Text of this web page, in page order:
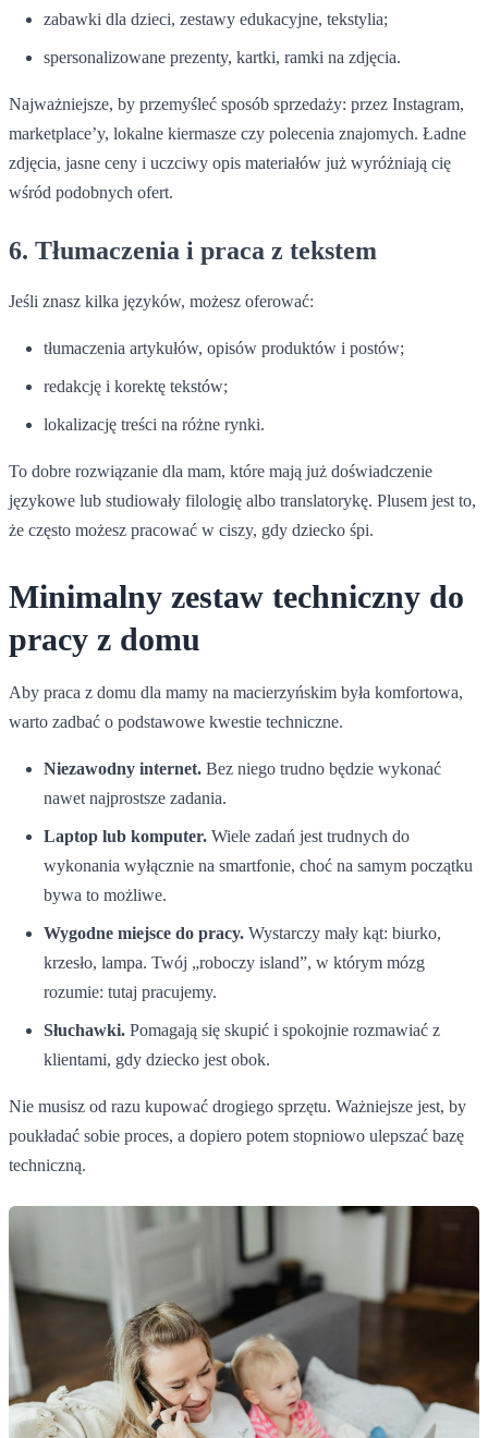
zabawki dla dzieci, zestawy edukacyjne, tekstylia;
spersonalizowane prezenty, kartki, ramki na zdjęcia.
Najważniejsze, by przemyśleć sposób sprzedaży: przez Instagram,
marketplace’y, lokalne kiermasze czy polecenia znajomych. Ładne
zdjęcia, jasne ceny i uczciwy opis materiałów już wyróżniają cię
wśród podobnych ofert.
6. Tłumaczenia i praca z tekstem
Jeśli znasz kilka języków, możesz oferować:
tłumaczenia artykułów, opisów produktów i postów;
redakcję i korektę tekstów;
lokalizację treści na różne rynki.
To dobre rozwiązanie dla mam, które mają już doświadczenie
językowe lub studiowały filologię albo translatorykę. Plusem jest to,
że często możesz pracować w ciszy, gdy dziecko śpi.
Minimalny zestaw techniczny do
pracy z domu
Aby praca z domu dla mamy na macierzyńskim była komfortowa,
warto zadbać o podstawowe kwestie techniczne.
Niezawodny internet. Bez niego trudno będzie wykonać
nawet najprostsze zadania.
Laptop lub komputer. Wiele zadań jest trudnych do
wykonania wyłącznie na smartfonie, choć na samym początku
bywa to możliwe.
Wygodne miejsce do pracy. Wystarczy mały kąt: biurko,
krzesło, lampa. Twój „roboczy island”, w którym mózg
rozumie: tutaj pracujemy.
Słuchawki. Pomagają się skupić i spokojnie rozmawiać z
klientami, gdy dziecko jest obok.
Nie musisz od razu kupować drogiego sprzętu. Ważniejsze jest, by
poukładać sobie proces, a dopiero potem stopniowo ulepszać bazę
techniczną.